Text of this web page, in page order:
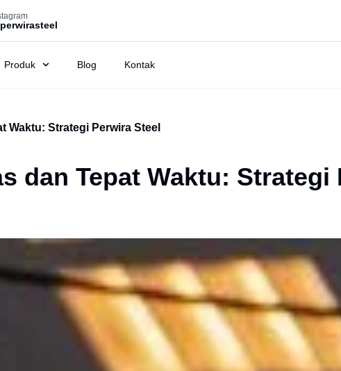
Produk Blog Kontak
Waktu: Strategi Perwira Steel
dan Tepat Waktu: Strategi